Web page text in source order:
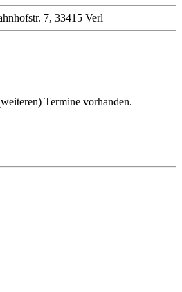
7, 33415 Verl
Termine vorhanden.